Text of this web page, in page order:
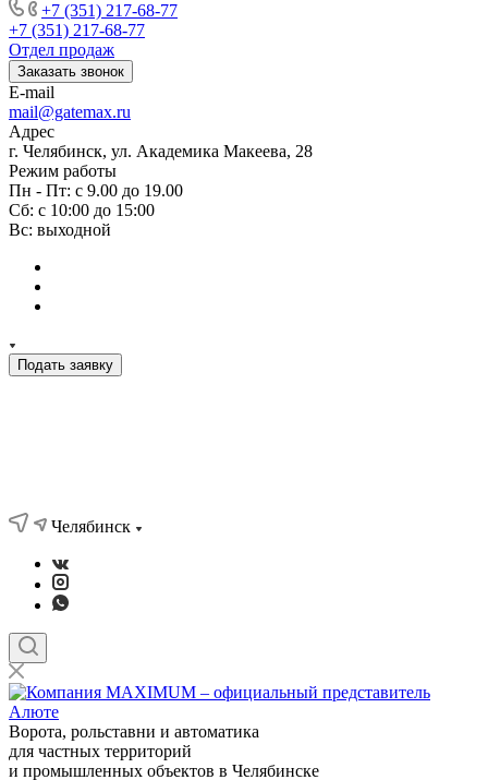
+7 (351) 217-68-77
+7 (351) 217-68-77
Отдел продаж
Заказать звонок
E-mail
mail@gatemax.ru
Адрес
г. Челябинск, ул. Академика Макеева, 28
Режим работы
Пн - Пт: с 9.00 до 19.00
Сб: с 10:00 до 15:00
Вс: выходной
Подать заявку
Челябинск
Ворота, рольставни и автоматика
для частных территорий
и промышленных объектов в Челябинске